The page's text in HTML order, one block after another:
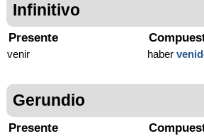
Infinitivo
Presente
venir haber
Gerundio
Presente